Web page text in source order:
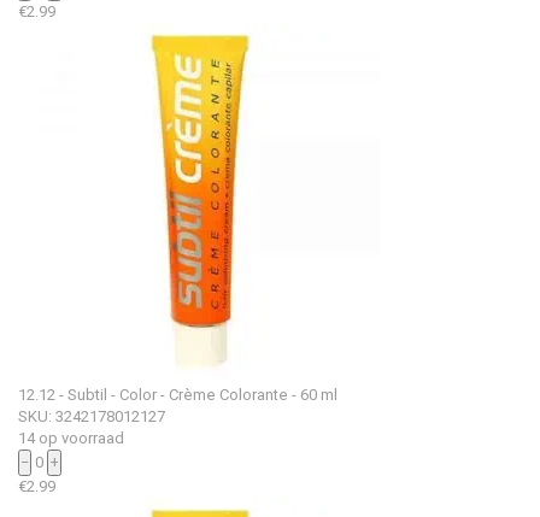
€2.99
12.12 - Subtil - Color - Crème Colorante - 60 ml
SKU: 3242178012127
14 op voorraad
− 0 +
€2.99